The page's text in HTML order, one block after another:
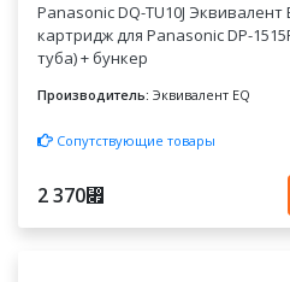
Panasonic DQ-TU10J
картридж для Panasonic DP-
туба) + бункер
Производитель: Эквивалент EQ
Сопутствующие товары
2 370⃏